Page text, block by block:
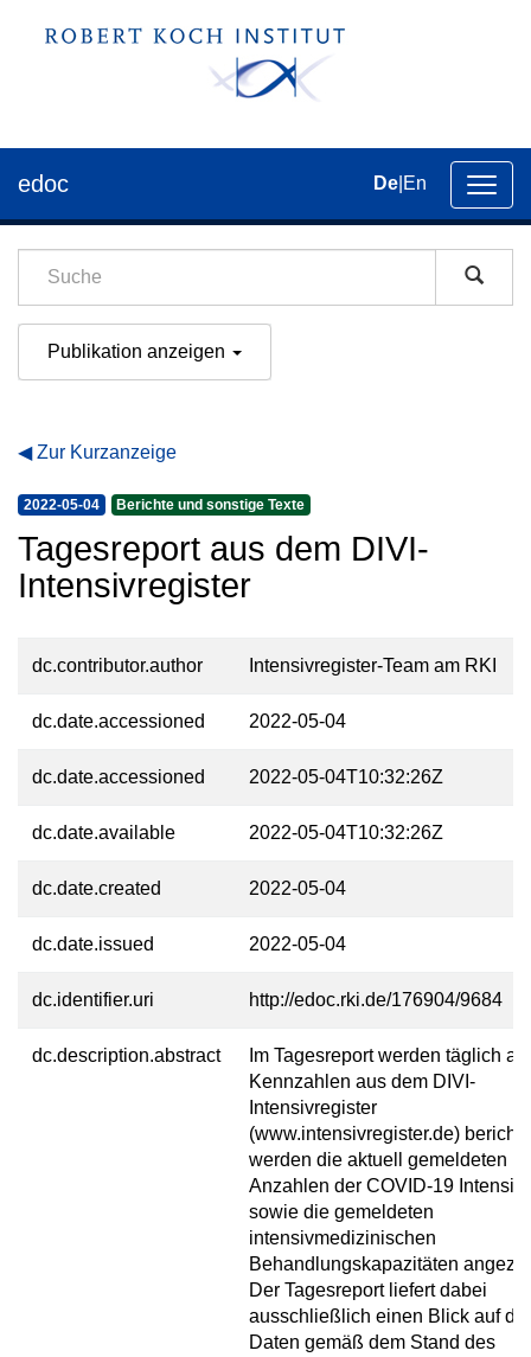
der
edoc De En
Publikation anzeigen
Zur Kurzanzeige
2022-05-04 Berichte und sonstige Texte
Tagesreport aus dem DIVI-
Intensivregister
dc.contributor.author Intensivregister-Team am RKI
dc.date.accessioned 2022-05-04
dc.date.accessioned 2022-05-04T10:32:26Z
dc.date.available 2022-05-04T10:32:26Z
dc.date.created 2022-05-04
dc.date.issued 2022-05-04
dc.identifier.uri http://edoc.rki.de/176904/9684
dc.description.abstract
Im Tagesreport werden täglich
Kennzahlen aus dem DIVI-
Intensivregister
(www.intensivregister.de)
werden die aktuell gemeldeten
Anzahlen der COVID-19
sowie die gemeldeten
intensivmedizinischen
Behandlungskapazitäten
Der Tagesreport liefert dabei
ausschließlich einen Blick auf die
Daten gemäß dem Stand des